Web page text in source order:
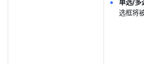
单选/多
选框将